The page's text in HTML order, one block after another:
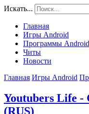
Искать...
Главная
Игры Android
Программы Android
Читы
Новости
Главная Игры Android
Youtubers Life -
(RUS)